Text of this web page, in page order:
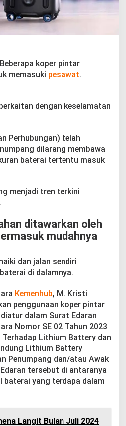
koper pintar
memasuki pesawat.
dengan keselamatan
Perhubungan) telah
dilarang membawa
baterai tertentu masuk
menjadi tren terkini
ditawarkan oleh
mudahnya
dan jalan sendiri
di dalamnya.
Kemenhub, M. Kristi
penggunaan koper pintar
dalam Surat Edaran
Nomor SE 02 Tahun 2023
Lithium Battery dan
Lithium Battery
Penumpang dan/atau Awak
tersebut di antaranya
baterai yang terdapa dalam
Langit Bulan Juli 2024